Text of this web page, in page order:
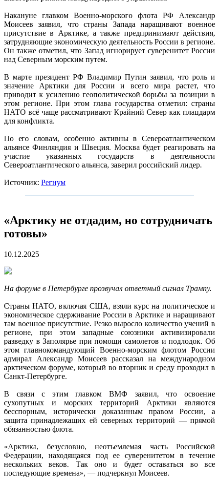
Накануне главком Военно-морского флота РФ Александр
Моисеев заявил, что страны Запада наращивают военное
присутствие в Арктике, а также предпринимают действия,
затрудняющие экономическую деятельность России в регионе.
Он также отметил, что Запад игнорирует суверенитет России
над Северным морским путем.
В марте президент РФ Владимир Путин заявил, что роль и
значение Арктики для России и всего мира растет, что
приводит к усилению геополитической борьбы за позиции в
этом регионе. При этом глава государства отметил: страны
НАТО всё чаще рассматривают Крайний Север как плацдарм
для конфликта.
По его словам, особенно активны в Североатлантическом
альянсе Финляндия и Швеция. Москва будет реагировать на
участие указанных государств в деятельности
Североатлантического альянса, заверил российский лидер.
Источник: Регнум
«Арктику не отдадим, но сотрудничать
готовы»
10.12.2025
На форуме в Петербурге прозвучал ответный сигнал Трампу.
Страны НАТО, включая США, взяли курс на политическое и
экономическое сдерживание России в Арктике и наращивают
там военное присутствие. Резко выросло количество учений в
регионе, при этом западные союзники активизировали
разведку в Заполярье при помощи самолетов и подлодок. Об
этом главнокомандующий Военно-морским флотом России
адмирал Александр Моисеев рассказал на международном
арктическом форуме, который во вторник и среду проходил в
Санкт-Петербурге.
В связи с этим главком ВМФ заявил, что освоение
сухопутных и морских территорий Арктики являются
бесспорным, исторически доказанным правом России, а
защита принадлежащих ей северных территорий — прямой
обязанностью флота.
«Арктика, безусловно, неотъемлемая часть Российской
Федерации, находящаяся под ее суверенитетом в течение
нескольких веков. Так оно и будет оставаться во все
последующие времена», — подчеркнул Моисеев.